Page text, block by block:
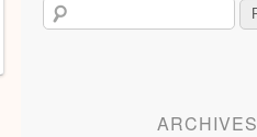
ARCHIVES